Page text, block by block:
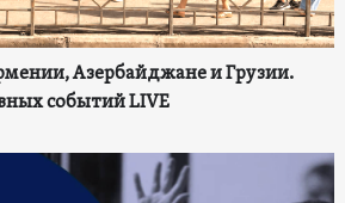
Азербайджане и Грузии.
событий LIVE